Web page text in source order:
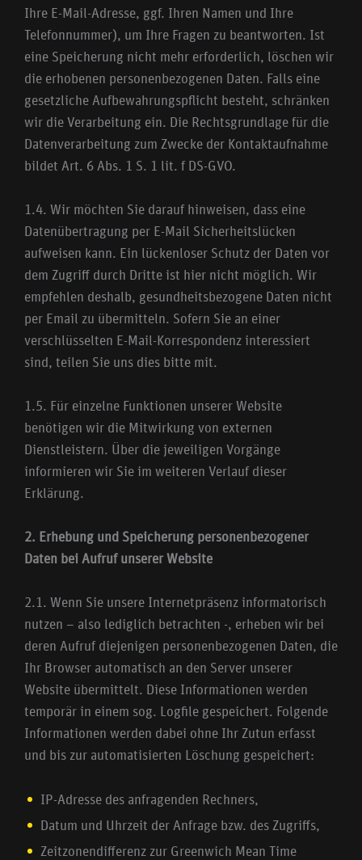
Ihre E-Mail-Adresse, ggf. Ihren Namen und Ihre
Telefonnummer), um Ihre Fragen zu beantworten. Ist
eine Speicherung nicht mehr erforderlich, löschen wir
die erhobenen personenbezogenen Daten. Falls eine
gesetzliche Aufbewahrungspflicht besteht, schränken
wir die Verarbeitung ein. Die Rechtsgrundlage für die
Datenverarbeitung zum Zwecke der Kontaktaufnahme
bildet Art. 6 Abs. 1 S. 1 lit. f DS-GVO.
1.4. Wir möchten Sie darauf hinweisen, dass eine
Datenübertragung per E-Mail Sicherheitslücken
aufweisen kann. Ein lückenloser Schutz der Daten vor
dem Zugriff durch Dritte ist hier nicht möglich. Wir
empfehlen deshalb, gesundheitsbezogene Daten nicht
per Email zu übermitteln. Sofern Sie an einer
verschlüsselten E-Mail-Korrespondenz interessiert
sind, teilen Sie uns dies bitte mit.
1.5. Für einzelne Funktionen unserer Website
benötigen wir die Mitwirkung von externen
Dienstleistern. Über die jeweiligen Vorgänge
informieren wir Sie im weiteren Verlauf dieser
Erklärung.
2. Erhebung und Speicherung personenbezogener
Daten bei Aufruf unserer Website
2.1. Wenn Sie unsere Internetpräsenz informatorisch
nutzen – also lediglich betrachten -, erheben wir bei
deren Aufruf diejenigen personenbezogenen Daten, die
Ihr Browser automatisch an den Server unserer
Website übermittelt. Diese Informationen werden
temporär in einem sog. Logfile gespeichert. Folgende
Informationen werden dabei ohne Ihr Zutun erfasst
und bis zur automatisierten Löschung gespeichert:
IP-Adresse des anfragenden Rechners,
Datum und Uhrzeit der Anfrage bzw. des Zugriffs,
Zeitzonendifferenz zur Greenwich Mean Time